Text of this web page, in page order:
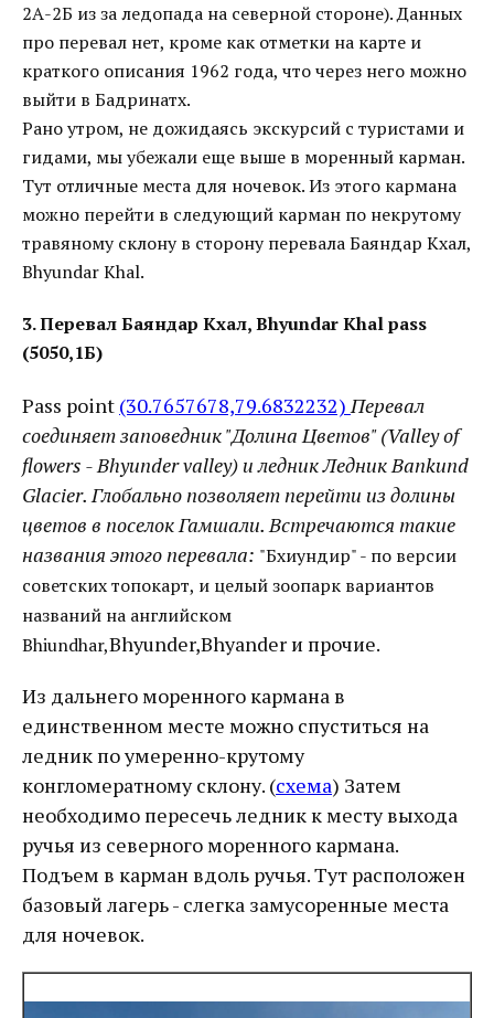
2А-2Б из за ледопада на северной стороне). Данных
про перевал нет, кроме как отметки на карте и
краткого описания 1962 года, что через него можно
выйти в Бадринатх.
Рано утром, не дожидаясь экскурсий с туристами и
гидами, мы убежали еще выше в моренный карман.
Тут отличные места для ночевок. Из этого кармана
можно перейти в следующий карман по некрутому
травяному склону в сторону перевала Баяндар Кхал,
Bhyundar Khal.
3. Перевал Баяндар Кхал, Bhyundar Khal pass
(5050,1Б)
Pass point (30.7657678,79.6832232) Перевал
соединяет заповедник "Долина Цветов" (Valley of
flowers - Bhyunder valley) и ледник Ледник Bankund
Glacier. Глобально позволяет перейти из долины
цветов в поселок Гамшали. Встречаются такие
названия этого перевала: "Бхиундир" - по версии
советских топокарт, и целый зоопарк вариантов
названий на английском
Bhiundhar,Bhyunder,Bhyander и прочие.
Из дальнего моренного кармана в
единственном месте можно спуститься на
ледник по умеренно-крутому
конгломератному склону. (схема) Затем
необходимо пересечь ледник к месту выхода
ручья из северного моренного кармана.
Подъем в карман вдоль ручья. Тут расположен
базовый лагерь - слегка замусоренные места
для ночевок.